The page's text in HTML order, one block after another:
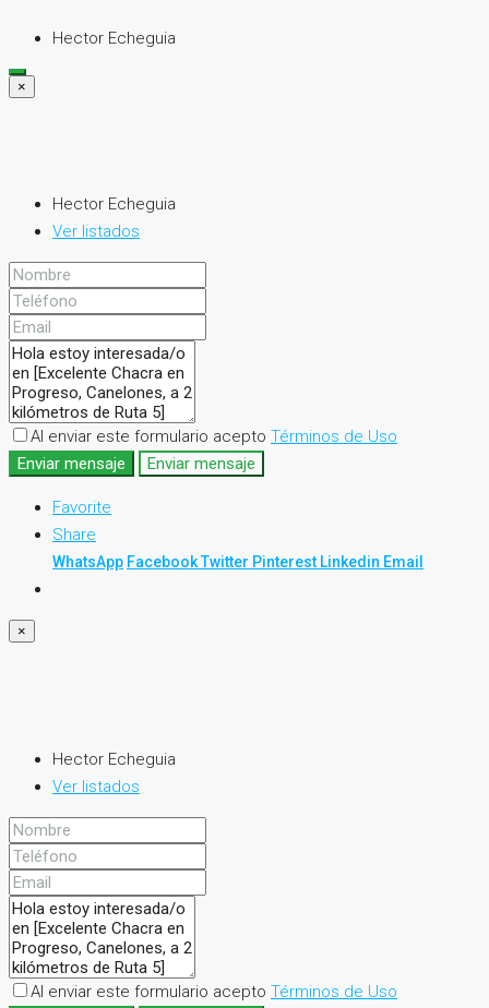
Hector Echeguia
×
Hector Echeguia
Ver listados
Al enviar este formulario acepto Términos de Uso
Enviar mensaje
Enviar mensaje
Favorite
Share
WhatsApp FacebookTwitter Pinterest Linkedin Email
×
Hector Echeguia
Ver listados
Al enviar este formulario acepto Términos de Uso